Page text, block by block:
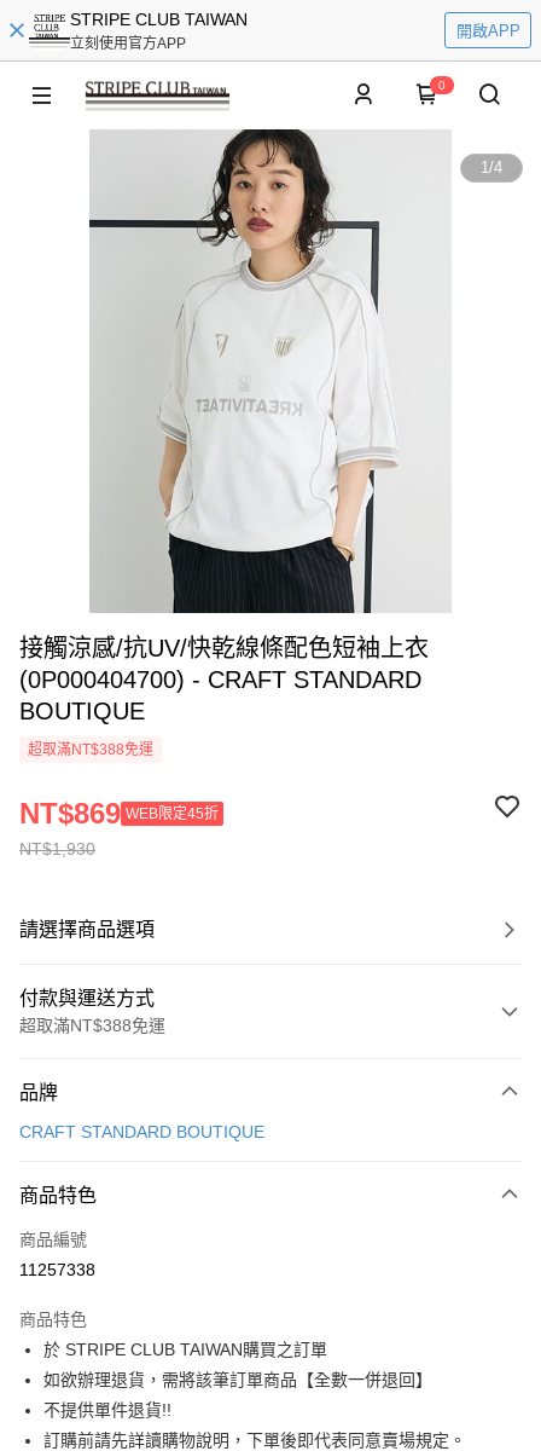
STRIPE CLUB TAIWAN
立刻使用官方APP
開啟APP
0
1/4
接觸涼感/抗UV/快乾線條配色短袖上衣
(0P000404700) - CRAFT STANDARD
BOUTIQUE
超取滿NT$388免運
NT$1,930
NT$869 WEB限定45折
請選擇商品選項
付款與運送方式
超取滿NT$388免運
信用卡一次付款
3 期 0 利率 每期
合作金庫商業銀行
上海商業儲蓄銀行
臺灣中小企業銀行
匯豐（台灣）商業銀行
華泰商業銀行
聯邦商業銀行
遠東國際商業銀行
元大商業銀行
玉山商業銀行
星展（台灣）商業銀行
超商取貨付款
LINE Pay
Apple Pay
街口支付
悠遊付
品牌
CRAFT STANDARD BOUTIQUE
商品特色
商品編號
11257338
商品特色
於 STRIPE CLUB TAIWAN購買之訂單
如欲辦理退貨，需將該筆訂單商品【全數一併退回】
不提供單件退貨!!
訂購前請先詳讀購物說明，下單後即代表同意賣場規定。